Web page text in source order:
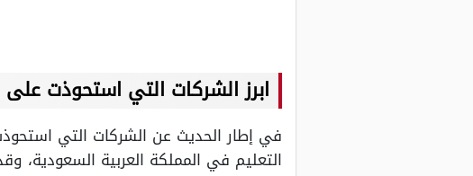
ابرز الشركات التي استحوذت
في إطار الحديث عن الشركات التي
التعليم في المملكة العربية